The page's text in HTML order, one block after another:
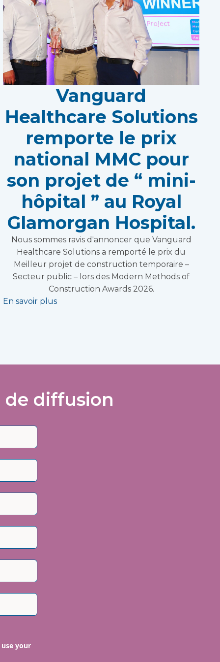
Vanguard
Healthcare Solutions
remporte le prix
national MMC pour
son projet de “ mini-
hôpital ” au Royal
Glamorgan Hospital.
Nous sommes ravis d'annoncer que Vanguard
Healthcare Solutions a remporté le prix du
Meilleur projet de construction temporaire –
Secteur public – lors des Modern Methods of
Construction Awards 2026.
En savoir plus
de diffusion
your